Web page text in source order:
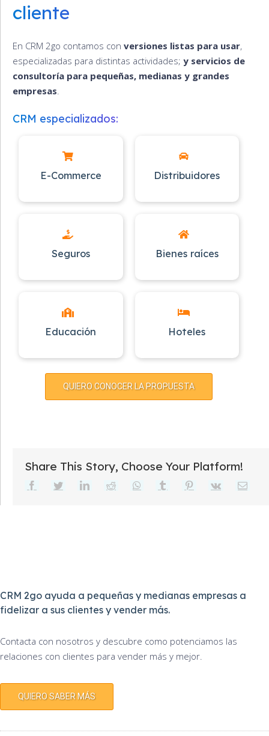
cliente
En CRM 2go contamos con versiones listas para usar,
especializadas para distintas actividades; y servicios de
consultoría para pequeñas, medianas y grandes
empresas
CRM especializados:
E-Commerce Distribuidores
Seguros Bienes raíces
Educación Hoteles
QUIERO CONOCER LA PROPUESTA
Share This Story, Choose Your Platform!
FacebookTwitterLinkedInReddit WhatsAppTumblr PinterestVk Email
CRM 2go ayuda a pequeñas y medianas empresas a
fidelizar a sus clientes y vender más.
Contacta con nosotros y descubre como potenciamos las
relaciones con clientes para vender más y mejor.
QUIERO SABER MÁS